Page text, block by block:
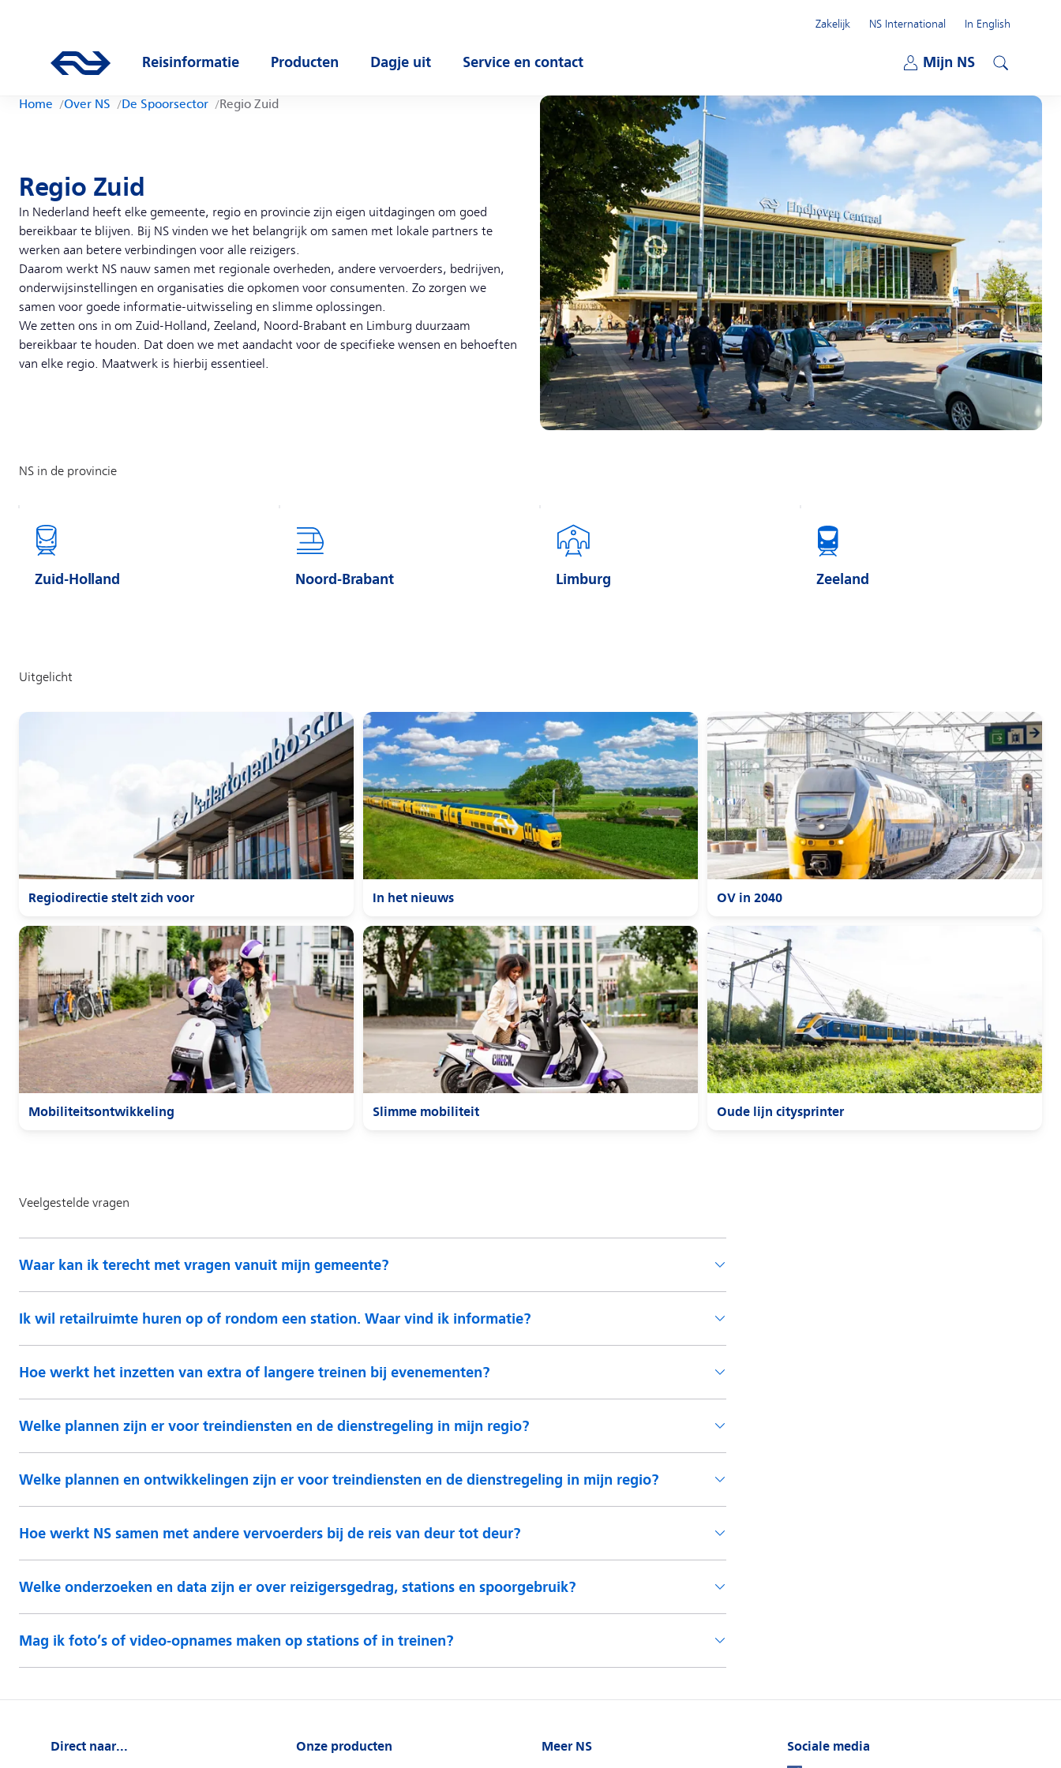
Ga naar de homepage van ns.nl
Reisinformatie
Producten
Dagje uit
Service en contact
Mijn NS
Zakelijk
NS International
In English
Home Over NS De Spoorsector Regio Zuid
Regio Zuid
In Nederland heeft elke gemeente, regio en provincie zijn eigen uitdagingen om goed
bereikbaar te blijven. Bij NS vinden we het belangrijk om samen met lokale partners te
werken aan betere verbindingen voor alle reizigers.
Daarom werkt NS nauw samen met regionale overheden, andere vervoerders, bedrijven,
onderwijsinstellingen en organisaties die opkomen voor consumenten. Zo zorgen we
samen voor goede informatie-uitwisseling en slimme oplossingen.
We zetten ons in om Zuid-Holland, Zeeland, Noord-Brabant en Limburg duurzaam
bereikbaar te houden. Dat doen we met aandacht voor de specifieke wensen en behoeften
van elke regio. Maatwerk is hierbij essentieel.
Zuid-Holland Noord-Brabant Limburg Zeeland
Waar kan ik terecht met vragen vanuit mijn gemeente?
Ik wil retailruimte huren op of rondom een station. Waar vind ik informatie?
Hoe werkt het inzetten van extra of langere treinen bij evenementen?
Welke plannen zijn er voor treindiensten en de dienstregeling in mijn regio?
Welke plannen en ontwikkelingen zijn er voor treindiensten en de dienstregeling in mijn regio?
Hoe werkt NS samen met andere vervoerders bij de reis van deur tot deur?
Welke onderzoeken en data zijn er over reizigersgedrag, stations en spoorgebruik?
Mag ik foto’s of video-opnames maken op stations of in treinen?
Direct naar... Onze producten Meer NS Sociale media